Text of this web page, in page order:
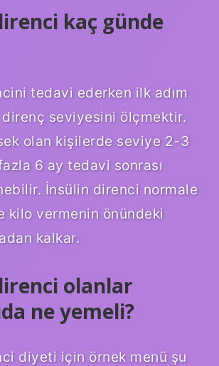
kaç günde
tedavi ederken ilk adım
seviyesini ölçmektir.
olan kişilerde seviye 2-3
6 ay tedavi sonrası
İnsülin direnci normale
kilo vermenin önündeki
kalkar.
olanlar
ne yemeli?
diyeti için örnek menü şu